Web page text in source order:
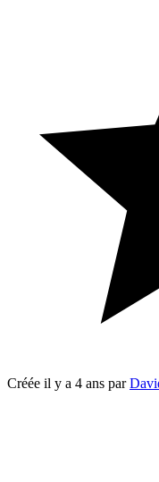
Créée il y a 4 ans par